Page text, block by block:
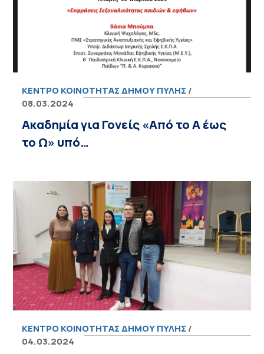
ΚΈΝΤΡΟ ΚΟΙΝΌΤΗΤΑΣ ΔΉΜΟΥ ΠΎΛΗΣ /
08.03.2024
Ακαδημία για Γονείς «Από το Α έως
το Ω» υπό…
ΚΈΝΤΡΟ ΚΟΙΝΌΤΗΤΑΣ ΔΉΜΟΥ ΠΎΛΗΣ /
04.03.2024